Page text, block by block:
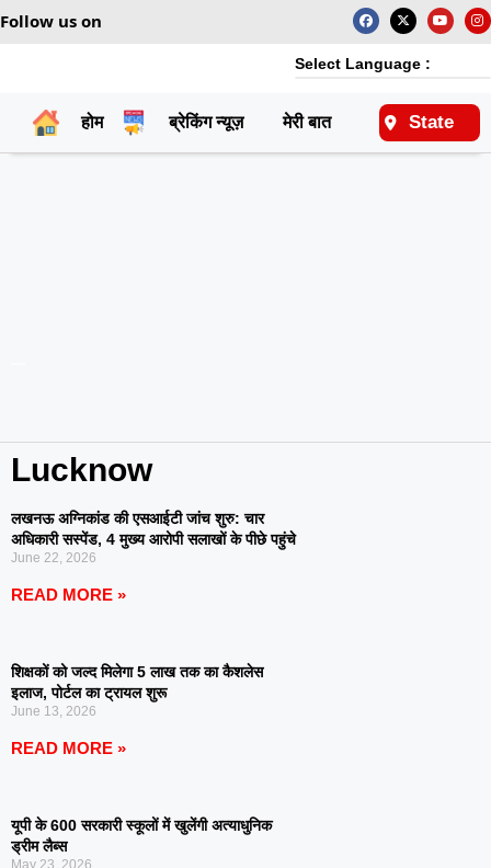
Follow us on
Select Language :
होम ब्रेकिंग न्यूज़ मेरी बात राष्ट्रीय
State
Lucknow
लखनऊ अग्निकांड की एसआईटी जांच शुरु: चार
अधिकारी सस्पेंड, 4 मुख्य आरोपी सलाखों के पीछे पहुंचे
June 22, 2026
READ MORE »
शिक्षकों को जल्द मिलेगा 5 लाख तक का कैशलेस
इलाज, पोर्टल का ट्रायल शुरू
June 13, 2026
READ MORE »
यूपी के 600 सरकारी स्कूलों में खुलेंगी अत्याधुनिक
ड्रीम लैब्स
May 23, 2026